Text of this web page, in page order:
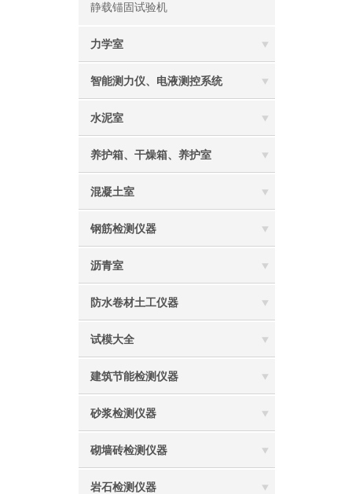
静载锚固试验机
力学室
智能测力仪、电液测控系统
水泥室
养护箱、干燥箱、养护室
混凝土室
钢筋检测仪器
沥青室
防水卷材土工仪器
试模大全
建筑节能检测仪器
砂浆检测仪器
砌墙砖检测仪器
岩石检测仪器